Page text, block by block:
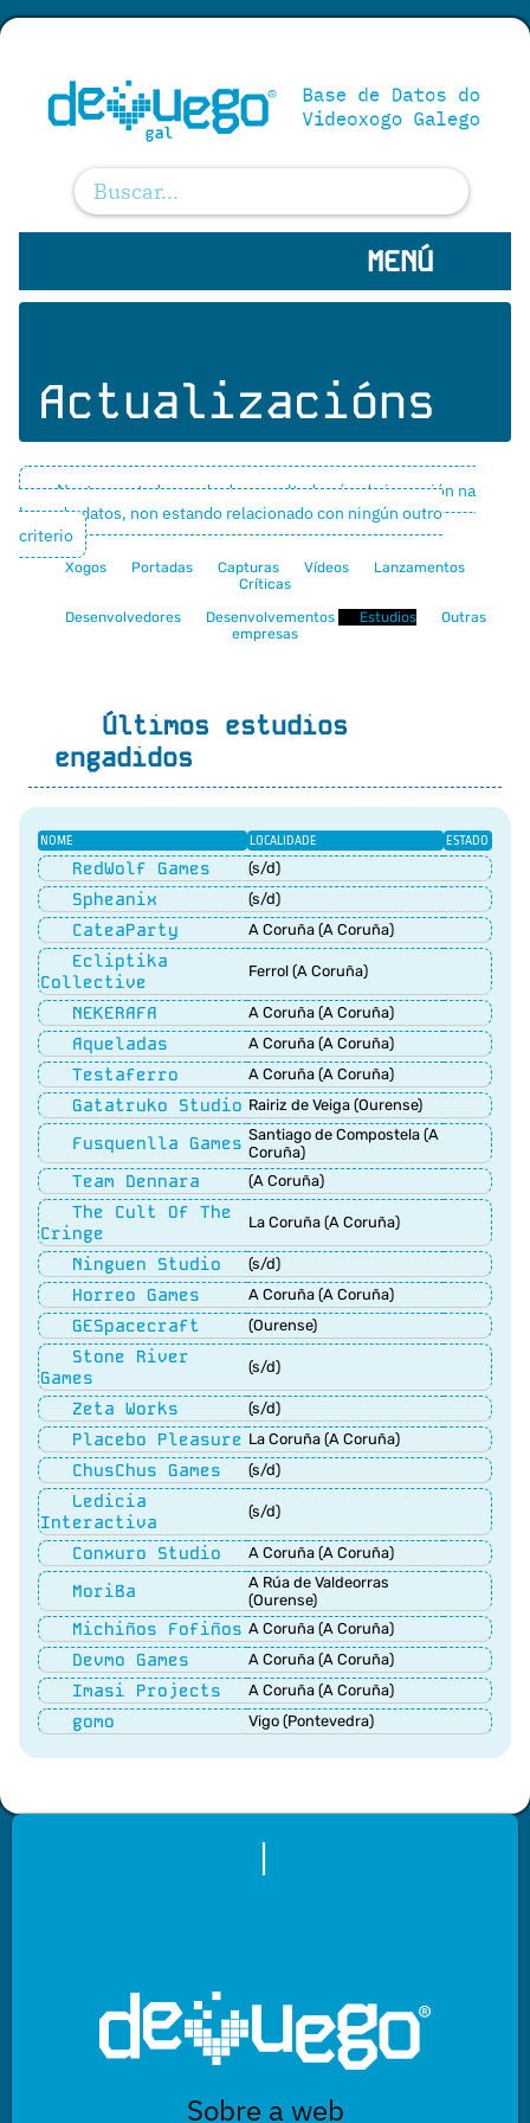
MENÚ
Actualizacións
Neste apartado a orde dos resultados é a de inserción na
base de datos, non estando relacionado con ningún outro
criterio
Xogos Portadas Capturas Vídeos
Lanzamentos
Críticas
Desenvolvedores
Desenvolvementos Estudios
Outras
empresas
Últimos estudios
engadidos
NOME LOCALIDADE ESTADO
RedWolf Games (s/d)
Spheanix (s/d)
CateaParty A Coruña (A Coruña)
Ecliptika
Collective
Ferrol (A Coruña)
NEKERAFA A Coruña (A Coruña)
Aqueladas A Coruña (A Coruña)
Testaferro A Coruña (A Coruña)
Gatatruko Studio Rairiz de Veiga (Ourense)
Fusquenlla Games Santiago de Compostela (A
Coruña)
Team Dennara (A Coruña)
The Cult Of The
Cringe
La Coruña (A Coruña)
Ninguen Studio (s/d)
Horreo Games A Coruña (A Coruña)
GESpacecraft (Ourense)
Stone River
Games
(s/d)
Zeta Works (s/d)
Placebo Pleasure La Coruña (A Coruña)
ChusChus Games (s/d)
Ledicia
Interactiva
(s/d)
Conxuro Studio A Coruña (A Coruña)
MoriBa
A Rúa de Valdeorras
(Ourense)
Michiños Fofiños A Coruña (A Coruña)
Devmo Games A Coruña (A Coruña)
Imasi Projects A Coruña (A Coruña)
gomo Vigo (Pontevedra)
|
Sobre a web